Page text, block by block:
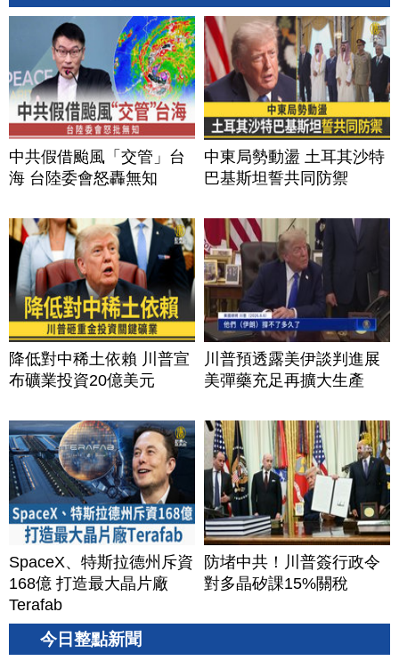
中共假借颱風「交管」台
海 台陸委會怒轟無知
中東局勢動盪 土耳其沙特
巴基斯坦誓共同防禦
降低對中稀土依賴 川普宣
布礦業投資20億美元
川普預透露美伊談判進展
美彈藥充足再擴大生產
SpaceX、特斯拉德州斥資
168億 打造最大晶片廠
Terafab
防堵中共！川普簽行政令
對多晶矽課15%關稅
今日整點新聞